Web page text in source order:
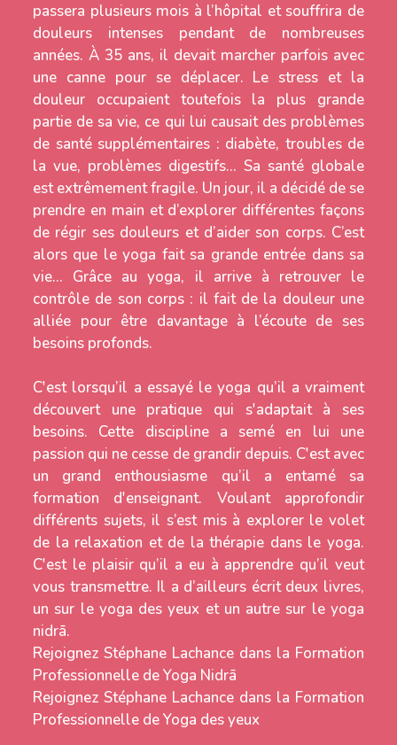
passera plusieurs mois à l’hôpital et souffrira de
douleurs intenses pendant de nombreuses
années. À 35 ans, il devait marcher parfois avec
une canne pour se déplacer. Le stress et la
douleur occupaient toutefois la plus grande
partie de sa vie, ce qui lui causait des problèmes
de santé supplémentaires : diabète, troubles de
la vue, problèmes digestifs… Sa santé globale
est extrêmement fragile. Un jour, il a décidé de se
prendre en main et d’explorer différentes façons
de régir ses douleurs et d’aider son corps. C’est
alors que le yoga fait sa grande entrée dans sa
vie… Grâce au yoga, il arrive à retrouver le
contrôle de son corps : il fait de la douleur une
alliée pour être davantage à l’écoute de ses
besoins profonds.
C'est lorsqu’il a essayé le yoga qu’il a vraiment
découvert une pratique qui s'adaptait à ses
besoins. Cette discipline a semé en lui une
passion qui ne cesse de grandir depuis. C'est avec
un grand enthousiasme qu’il a entamé sa
formation d'enseignant. Voulant approfondir
différents sujets, il s’est mis à explorer le volet
de la relaxation et de la thérapie dans le yoga.
C'est le plaisir qu’il a eu à apprendre qu’il veut
vous transmettre. Il a d’ailleurs écrit deux livres,
un sur le yoga des yeux et un autre sur le yoga
nidrā.
Rejoignez Stéphane Lachance dans la Formation
Professionnelle de Yoga Nidrā
Rejoignez Stéphane Lachance dans la Formation
Professionnelle de Yoga des yeux